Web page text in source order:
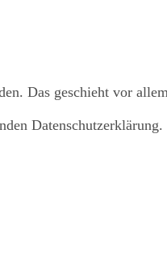
Das geschieht vor
Datenschutzerklärung.